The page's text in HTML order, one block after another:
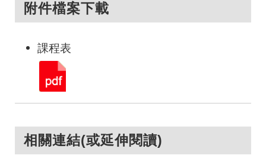
附件檔案下載
課程表
相關連結(或延伸閱讀)